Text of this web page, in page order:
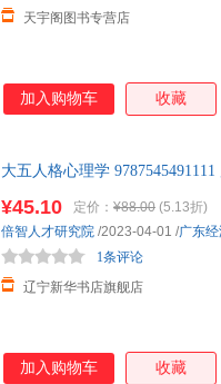
天宇阁图书专营店
加入购物车 收藏
大五人格心理学
¥45.10 定价： ¥88.00 (5.13折)
辽宁新华书店旗舰店
1条评论
倍智人才研究院 /2023-04-01 /广东
加入购物车 收藏